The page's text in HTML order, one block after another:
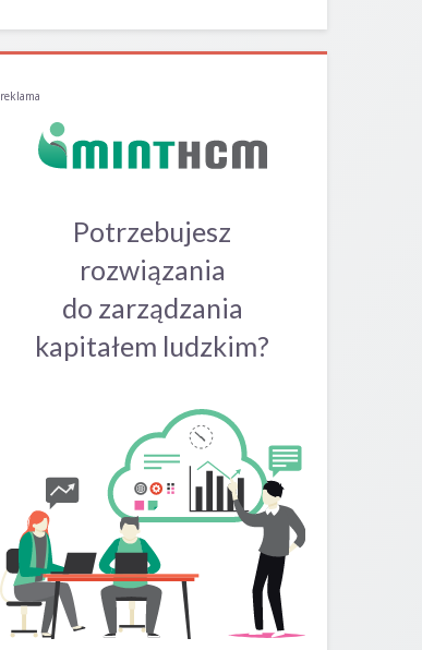
reklama
Potrzebujesz
rozwiązania
do zarządzania
kapitałem ludzkim?